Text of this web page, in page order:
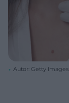
Autor: Getty Images